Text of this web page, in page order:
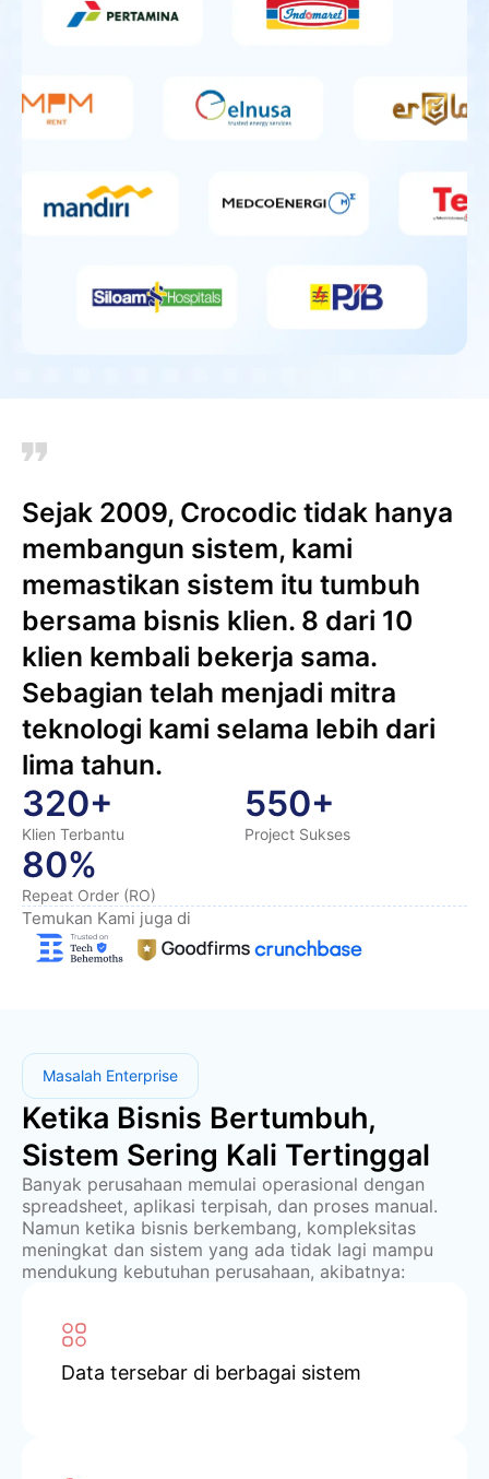
Sejak 2009, Crocodic tidak hanya
membangun sistem, kami
memastikan sistem itu tumbuh
bersama bisnis klien. 8 dari 10
klien kembali bekerja sama.
Sebagian telah menjadi mitra
teknologi kami selama lebih dari
lima tahun.
320+
Klien Terbantu
550+
Project Sukses
80%
Repeat Order (RO)
Temukan Kami juga di
Masalah Enterprise
Ketika Bisnis Bertumbuh,
Sistem Sering Kali Tertinggal
Banyak perusahaan memulai operasional dengan
spreadsheet, aplikasi terpisah, dan proses manual.
Namun ketika bisnis berkembang, kompleksitas
meningkat dan sistem yang ada tidak lagi mampu
mendukung kebutuhan perusahaan, akibatnya:
Data tersebar di berbagai sistem